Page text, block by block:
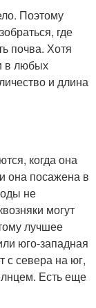
Поэтому
где
почва. Хотя
в любых
и длина
когда она
она посажена в
не
могут
лучшее
юго-западная
с севера на юг,
Есть еще